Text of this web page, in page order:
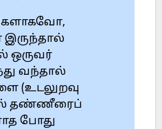
ஒருவர்
வந்தால்
(உடலுறவு
தண்ணீரைப்
போது